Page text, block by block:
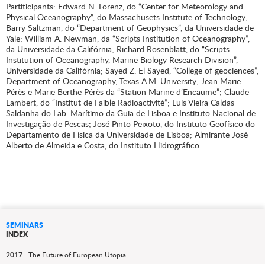
Partiticipants: Edward N. Lorenz, do “Center for Meteorology and
Physical Oceanography”, do Massachusets Institute of Technology;
Barry Saltzman, do “Department of Geophysics”, da Universidade de
Yale; William A. Newman, da “Scripts Institution of Oceanography”,
da Universidade da Califórnia; Richard Rosenblatt, do “Scripts
Institution of Oceanography, Marine Biology Research Division”,
Universidade da Califórnia; Sayed Z. El Sayed, “College of geociences”,
Department of Oceanography, Texas A.M. University; Jean Marie
Pérès e Marie Berthe Pérès da “Station Marine d’Encaume”; Claude
Lambert, do “Institut de Faible Radioactivité”; Luís Vieira Caldas
Saldanha do Lab. Marítimo da Guia de Lisboa e Instituto Nacional de
Investigação de Pescas; José Pinto Peixoto, do Instituto Geofísico do
Departamento de Física da Universidade de Lisboa; Almirante José
Alberto de Almeida e Costa, do Instituto Hidrográfico.
SEMINARS
INDEX
2017 The Future of European Utopia